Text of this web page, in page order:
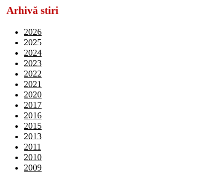
Arhivă stiri
2026
2025
2024
2023
2022
2021
2020
2017
2016
2015
2013
2011
2010
2009